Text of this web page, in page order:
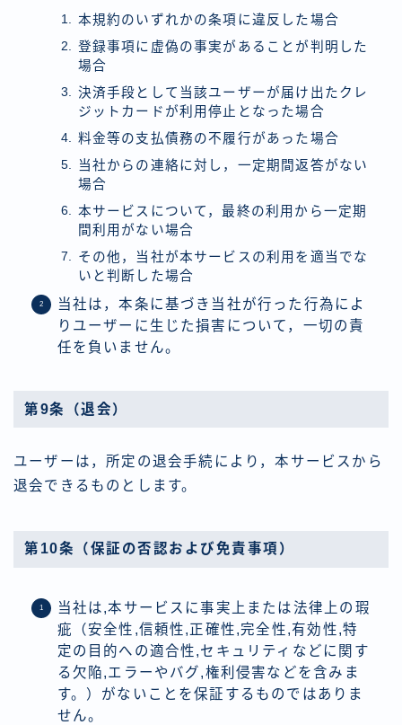
本規約のいずれかの条項に違反した場合
登録事項に虚偽の事実があることが判明した
場合
決済手段として当該ユーザーが届け出たクレ
ジットカードが利用停止となった場合
料金等の支払債務の不履行があった場合
当社からの連絡に対し，一定期間返答がない
場合
本サービスについて，最終の利用から一定期
間利用がない場合
その他，当社が本サービスの利用を適当でな
いと判断した場合
当社は，本条に基づき当社が行った行為によ
りユーザーに生じた損害について，一切の責
任を負いません。
第9条（退会）
ユーザーは，所定の退会手続により，本サービスから
退会できるものとします。
第10条（保証の否認および免責事項）
当社は,本サービスに事実上または法律上の瑕
疵（安全性,信頼性,正確性,完全性,有効性,特
定の目的への適合性,セキュリティなどに関す
る欠陥,エラーやバグ,権利侵害などを含みま
す。）がないことを保証するものではありま
せん。